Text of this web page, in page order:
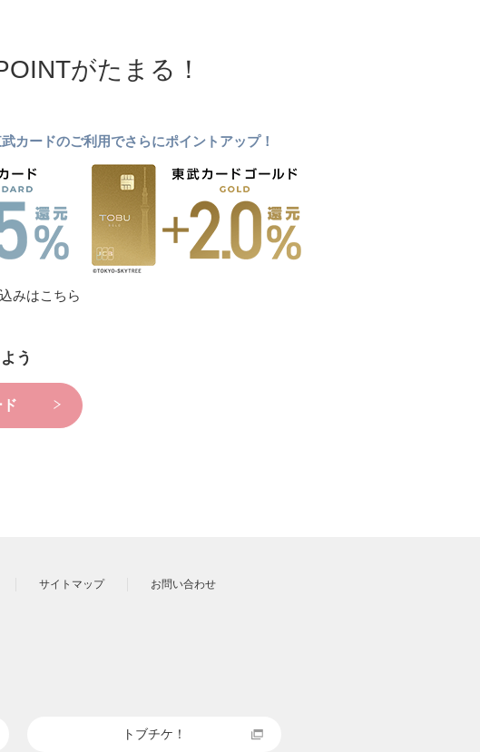
がたまる！
ードのご利用でさらにポイントアップ！
みはこちら
う
サイトマップ お問い合わせ
トブチケ！